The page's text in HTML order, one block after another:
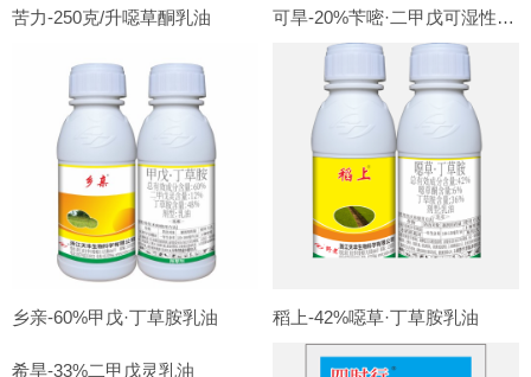
苦力-250克/升噁草酮乳油 可旱-20%苄嘧·二甲戊可湿性粉剂
乡亲-60%甲戊·丁草胺乳油 稻上-42%噁草·丁草胺乳油
希旱-33%二甲戊灵乳油